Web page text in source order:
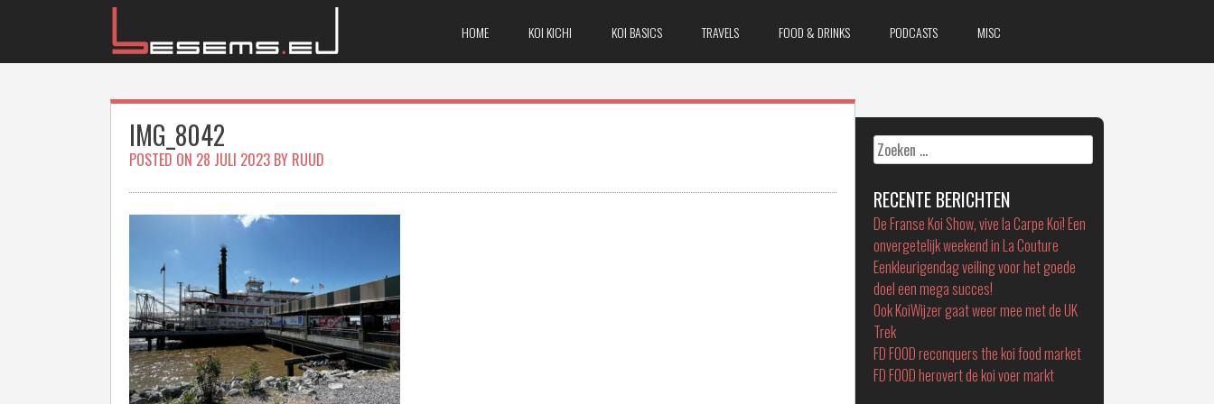
HOME KOI KICHI KOI BASICS TRAVELS FOOD & DRINKS PODCASTS MISC
IMG_8042
POSTED ON 28 JULI 2023 BY RUUD
Zoeken
naar:
RECENTE BERICHTEN
De Franse Koi Show, vive la Carpe Koï! Een
onvergetelijk weekend in La Couture
Eenkleurigendag veiling voor het goede
doel een mega succes!
Ook KoiWijzer gaat weer mee met de UK
Trek
FD FOOD reconquers the koi food market
FD FOOD herovert de koi voer markt